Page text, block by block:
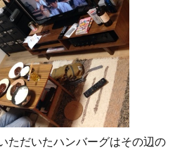
ただいたハンバーグはその辺の